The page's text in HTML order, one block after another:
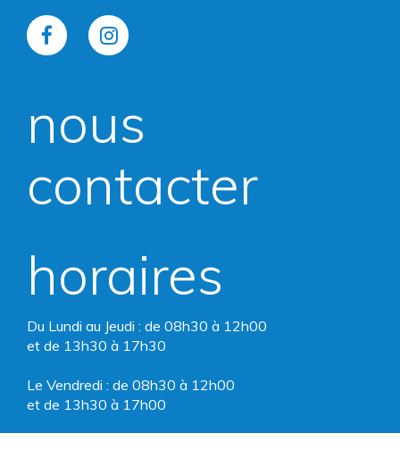
Lien
le
Facebook
Lien
le
Instagram
nous
contacter
horaires
Du Lundi au Jeudi : de 08h30 à 12h00
et de 13h30 à 17h30
Le Vendredi : de 08h30 à 12h00
et de 13h30 à 17h00